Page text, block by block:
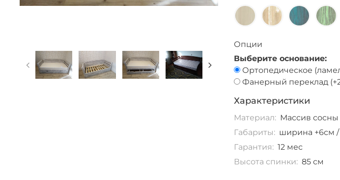
Опции
Выберите основание:
Ортопедическое
Фанерный переклад (+
Характеристики
Материал: Массив сосны
Габариты: ширина +6см /
Гарантия: 12 мес
Высота спинки: 85 см